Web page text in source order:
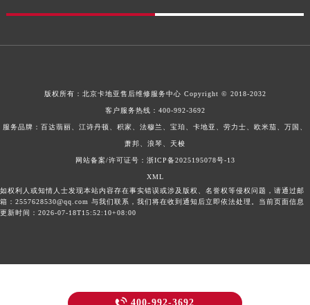
版权所有： 北京卡地亚售后维修服务中心 Copyright © 2018-2032
客户服务热线： 400-992-3692
服务品牌：百达翡丽、江诗丹顿、积家、法穆兰、宝珀、卡地亚、劳力士、欧米茄、万国、
萧邦、浪琴、天梭
网站备案/许可证号：浙ICP备2025195078号-13
XML
如权利人或知情人士发现本站内容存在事实错误或涉及版权、名誉权等侵权问题，请通过邮
箱：2557628530@qq.com 与我们联系，我们将在收到通知后立即依法处理。当前页面信息
更新时间：2026-07-18T15:52:10+08:00
400-992-3692